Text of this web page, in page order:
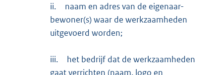
ii.
naam en adres van de eigenaar-
bewoner(s) waar de werkzaamheden
uitgevoerd worden;
iii.
het bedrijf dat de werkzaamheden
gaat verrichten (naam, logo en